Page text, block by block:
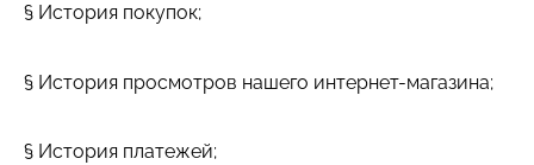
§ История покупок;
§ История просмотров нашего интернет-магазина;
§ История платежей;